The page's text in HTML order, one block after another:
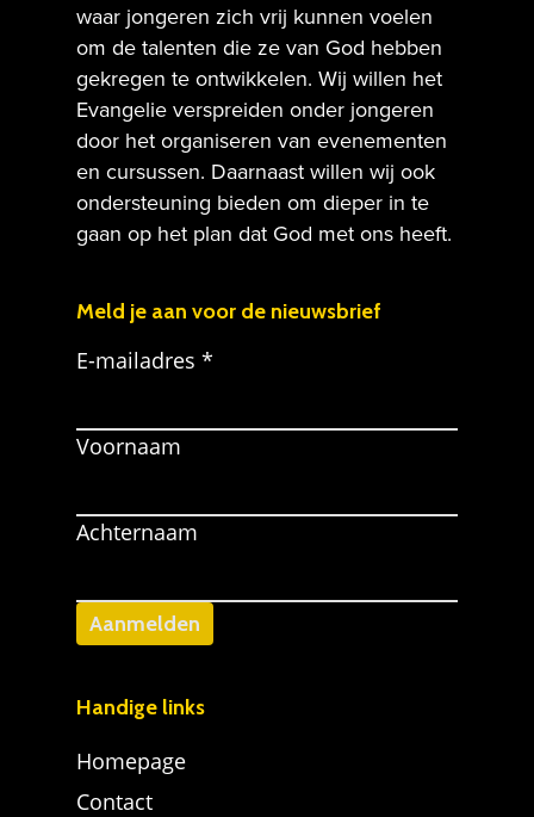
waar jongeren zich vrij kunnen voelen
om de talenten die ze van God hebben
gekregen te ontwikkelen. Wij willen het
Evangelie verspreiden onder jongeren
door het organiseren van evenementen
en cursussen. Daarnaast willen wij ook
ondersteuning bieden om dieper in te
gaan op het plan dat God met ons heeft.
Meld je aan voor de nieuwsbrief
E-mailadres *
Voornaam
Achternaam
Handige links
Homepage
Contact
Home
Activiteiten
Meebouwen
Ik wil geven!
Gebed
Contact